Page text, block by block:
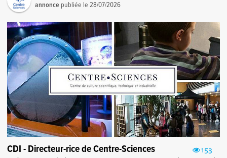
annonce publiée le28/07/2026
153
CDI - Directeur-rice de Centre-Sciences